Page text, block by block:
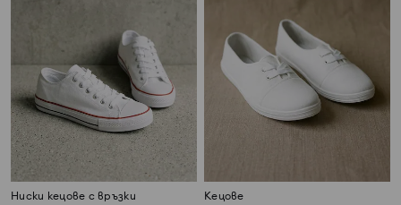
Ниски кецове с връзки Кецове